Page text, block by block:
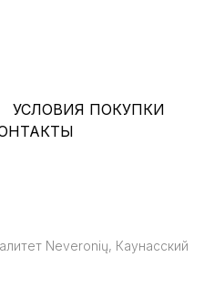
УСЛОВИЯ ПОКУПКИ
Neveronių, Каунасский